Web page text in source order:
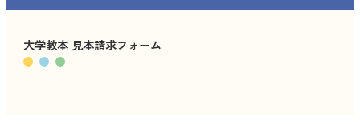
大学教本 見本請求フォーム